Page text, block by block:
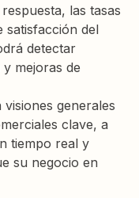
las tasas
satisfacción del
detectar
mejoras de
generales
clave, a
tiempo real y
su negocio en